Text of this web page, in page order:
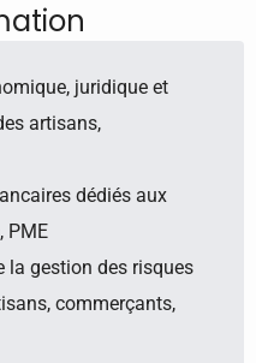
juridique et
artisans,
dédiés aux
PME
la gestion des risques
commerçants,